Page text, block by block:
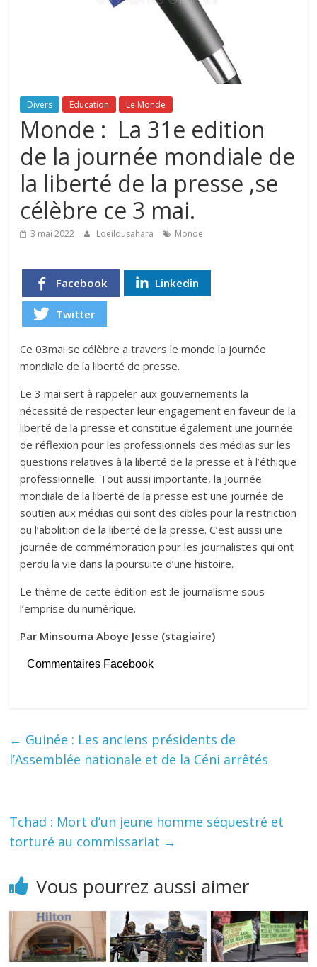
Divers Education Le Monde
Monde : La 31e edition
de la journée mondiale de
la liberté de la presse ,se
célèbre ce 3 mai.
3 mai 2022 Loeildusahara Monde
Facebook Linkedin
Twitter
Ce 03mai se célèbre a travers le monde la journée
mondiale de la liberté de presse.
Le 3 mai sert à rappeler aux gouvernements la
nécessité de respecter leur engagement en faveur de la
liberté de la presse et constitue également une journée
de réflexion pour les professionnels des médias sur les
questions relatives à la liberté de la presse et à l’éthique
professionnelle. Tout aussi importante, la Journée
mondiale de la liberté de la presse est une journée de
soutien aux médias qui sont des cibles pour la restriction
ou l’abolition de la liberté de la presse. C’est aussi une
journée de commémoration pour les journalistes qui ont
perdu la vie dans la poursuite d’une histoire.
Le thème de cette édition est :le journalisme sous
l’emprise du numérique.
Par Minsouma Aboye Jesse (stagiaire)
Commentaires Facebook
← Guinée : Les anciens présidents de
l’Assemblée nationale et de la Céni arrêtés
Tchad : Mort d’un jeune homme séquestré et
torturé au commissariat →
Vous pourrez aussi aimer